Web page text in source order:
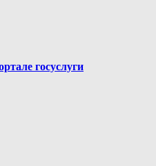
госуслуги